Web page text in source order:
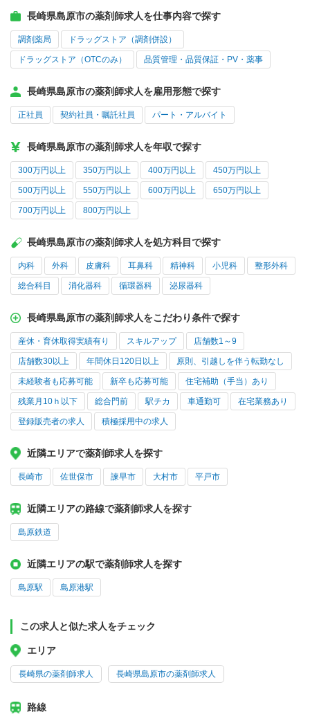
長崎県島原市の薬剤師求人を仕事内容で探す
調剤薬局 ドラッグストア（調剤併設）
ドラッグストア（OTCのみ） 品質管理・品質保証・PV・薬事
長崎県島原市の薬剤師求人を雇用形態で探す
正社員 契約社員・嘱託社員 パート・アルバイト
長崎県島原市の薬剤師求人を年収で探す
300万円以上 350万円以上 400万円以上 450万円以上
500万円以上 550万円以上 600万円以上 650万円以上
700万円以上 800万円以上
長崎県島原市の薬剤師求人を処方科目で探す
内科 外科 皮膚科 耳鼻科 精神科 小児科 整形外科
総合科目 消化器科 循環器科 泌尿器科
長崎県島原市の薬剤師求人をこだわり条件で探す
産休・育休取得実績有り スキルアップ 店舗数1～9
店舗数30以上 年間休日120日以上 原則、引越しを伴う転勤なし
未経験者も応募可能 新卒も応募可能 住宅補助（手当）あり
残業月10ｈ以下 総合門前 駅チカ 車通勤可 在宅業務あり
登録販売者の求人 積極採用中の求人
近隣エリアで薬剤師求人を探す
長崎市 佐世保市 諫早市 大村市 平戸市
近隣エリアの路線で薬剤師求人を探す
島原鉄道
近隣エリアの駅で薬剤師求人を探す
島原駅 島原港駅
この求人と似た求人をチェック
エリア
長崎県の薬剤師求人 長崎県島原市の薬剤師求人
路線